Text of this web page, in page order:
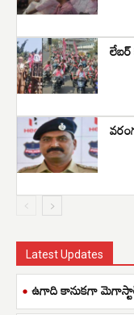
లేబర్
Latest Updates
ఉగాది కానుకగా